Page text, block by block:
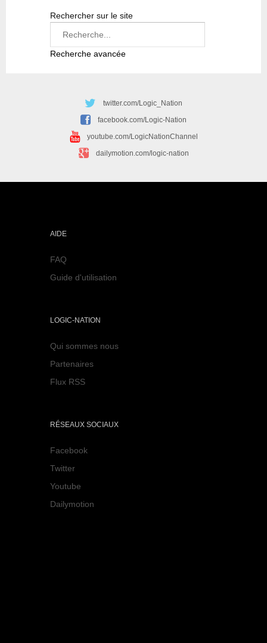
Rechercher sur le site
Recherche avancée
twitter.com/Logic_Nation
facebook.com/Logic-Nation
youtube.com/LogicNationChannel
dailymotion.com/logic-nation
AIDE
FAQ
Guide d'utilisation
LOGIC-NATION
Qui sommes nous
Partenaires
Flux RSS
RÉSEAUX SOCIAUX
Facebook
Twitter
Youtube
Dailymotion